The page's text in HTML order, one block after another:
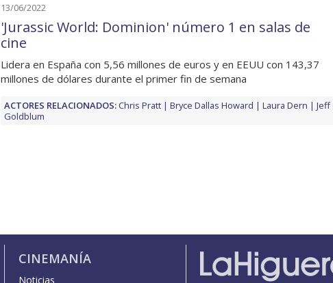
13/06/2022
'Jurassic World: Dominion' número 1 en salas de
cine
Lidera en España con 5,56 millones de euros y en EEUU con 143,37
millones de dólares durante el primer fin de semana
ACTORES RELACIONADOS:Chris Pratt Bryce Dallas Howard Laura Dern
Jeff
Goldblum
CINEMANÍA
Noticias